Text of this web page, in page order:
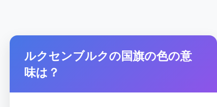
ルクセンブルクの国旗の色の意
味は？